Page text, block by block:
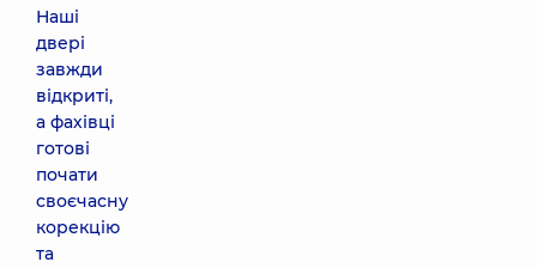
Наші
двері
завжди
відкриті,
а фахівці
готові
почати
своєчасну
корекцію
та